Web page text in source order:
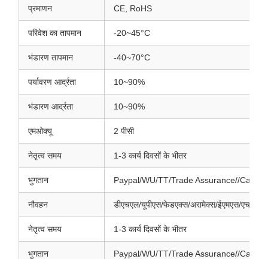
प्रमाणन CE, RoHS
परिवेश का तापमान -20~45°C
भंडारण तापमान -40~70°C
पर्यावरण आर्द्रता 10~90%
भंडारण आर्द्रता 10~90%
एमओक्यू 2 पीसी
नेतृत्व समय 1-3 कार्य दिवसों के भीतर
भुगतान Paypal/WU/TT/Trade Assurance//Cash
नौवहन डीएचएल/यूपीएस/फेडएक्स/अरामेक्स/ईएमएस/एचके
नेतृत्व समय 1-3 कार्य दिवसों के भीतर
भुगतान Paypal/WU/TT/Trade Assurance//Cash